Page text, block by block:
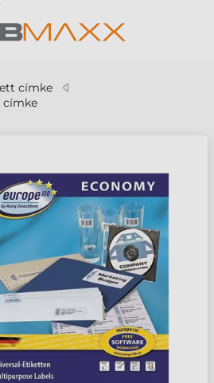
címke
címke